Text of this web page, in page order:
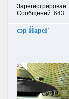
Зарегистрирован:
Сообщений: 643
сэр ЙареГ